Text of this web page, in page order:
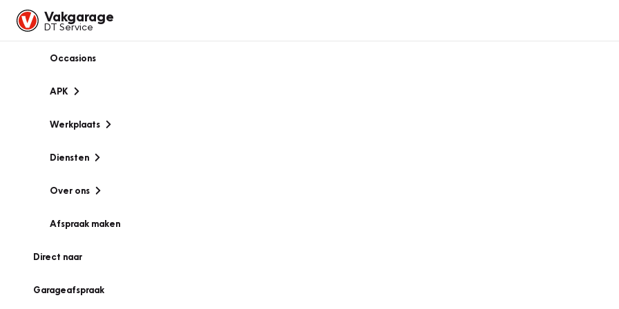
Vakgarage
DT Service
Occasions
APK
Werkplaats
Diensten
Over ons
Afspraak maken
Direct naar
Garageafspraak